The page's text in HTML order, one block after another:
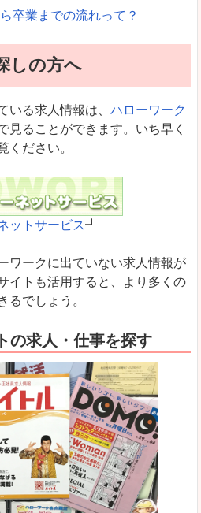
卒業までの流れって？
しの方へ
いる求人情報は、 ハローワーク
見ることができます。いち早く
ください。
ットサービス┛
ワークに出ていない求人情報が
イトも活用すると、より多くの
るでしょう。
の求人・仕事を探す